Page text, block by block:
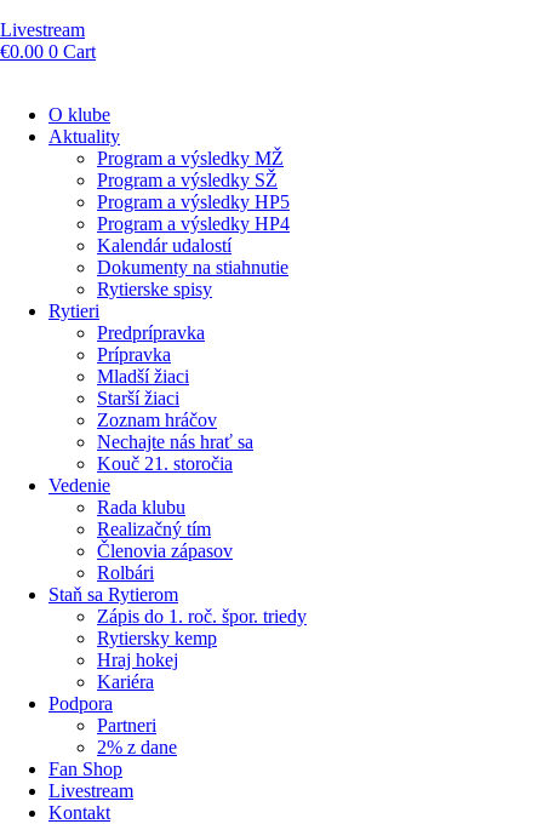
Livestream
€0.00 0 Cart
O klube
Aktuality
Program a výsledky MŽ
Program a výsledky SŽ
Program a výsledky HP5
Program a výsledky HP4
Kalendár udalostí
Dokumenty na stiahnutie
Rytierske spisy
Rytieri
Predprípravka
Prípravka
Mladší žiaci
Starší žiaci
Zoznam hráčov
Nechajte nás hrať sa
Kouč 21. storočia
Vedenie
Rada klubu
Realizačný tím
Členovia zápasov
Rolbári
Staň sa Rytierom
Zápis do 1. roč. špor. triedy
Rytiersky kemp
Hraj hokej
Kariéra
Podpora
Partneri
2% z dane
Fan Shop
Livestream
Kontakt